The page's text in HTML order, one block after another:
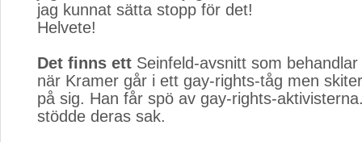
jag kunnat sätta stopp för det!
Helvete!
Det finns ett Seinfeld-avsnitt som
när Kramer går i ett gay-rights-tåg men
på sig. Han får spö av gay-rights-
stödde deras sak.